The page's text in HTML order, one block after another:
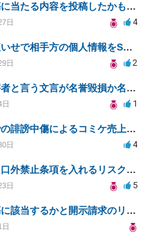
誹謗中傷に当たる内容を投稿したかもしれない。開示請求や民事刑事裁判に発展しうるのか教えて欲しい。
日 4
当方の腹いせで相手方の個人情報をSNSで晒してしまい名誉毀損させてしまったかもしれない
日 2
知的障害者と言う文言が名誉毀損か名誉感情の侵害になるか教えてほしい。
1
ネットでの誹謗中傷によるコミケ売上減少、損害賠償は可能か？
日 4
示談書に口外禁止条項を入れるリスクはありますか？
日 5
誹謗中傷に該当するかと開示請求のリスクを知りたい